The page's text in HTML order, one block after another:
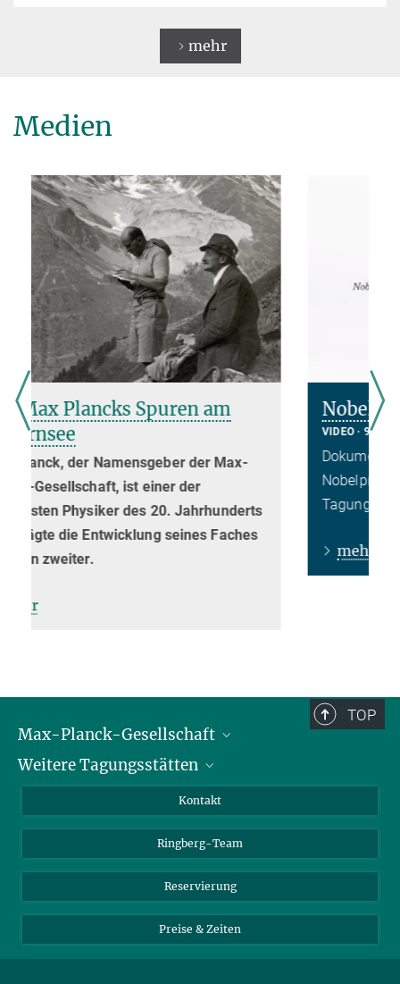
mehr
Medien
Nobelpreisträger-Galerie
VIDEO
Dokumentation der Lenticularbilder für die
Nobelpreisträger-Galerie in der
Tagungsstätte Schloss Ringberg.
mehr
TOP
Max-Planck-Gesellschaft
Karriere bei der MPG
Weitere Tagungsstätten
Max-Planck-Haus Heidelberg
Kontakt
Ringberg-Team
Reservierung
Preise & Zeiten